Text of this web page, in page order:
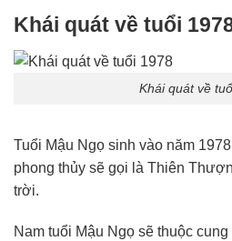
Khái quát về tuổi
Khái quát về
Tuổi Mậu Ngọ sinh vào năm
phong thủy sẽ gọi là Thiên
trời.
Nam tuổi Mậu Ngọ sẽ thuộc